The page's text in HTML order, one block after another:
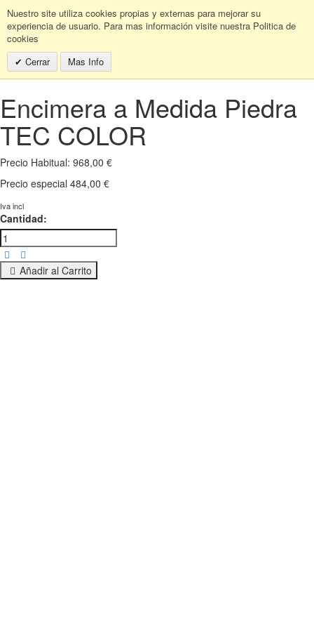
Nuestro site utiliza cookies propias y externas para mejorar su
experiencia de usuario. Para mas información visite nuestra Politica de
cookies
Cerrar
Mas Info
Encimera a Medida Piedra
TEC COLOR
Precio Habitual: 968,00 €
Precio especial 484,00 €
Iva incl
Cantidad:
Añadir al Carrito